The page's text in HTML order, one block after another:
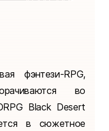
фэнтези-RPG,
во
Black Desert
в сюжетное